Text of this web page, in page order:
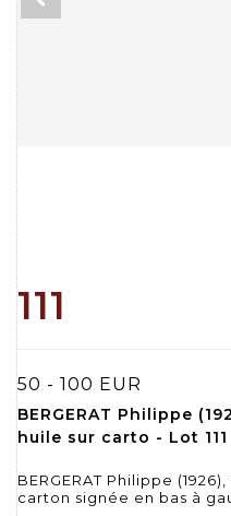
111
50 - 100 EUR
BERGERAT Philippe
huile sur carto - Lot 111
BERGERAT Philippe
carton signée en bas à